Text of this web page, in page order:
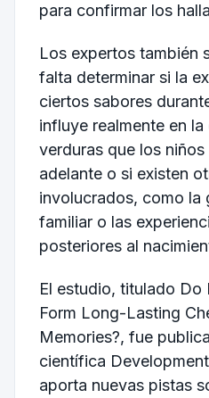
para confirmar los
Los expertos también
falta determinar si la
ciertos sabores
influye realmente en
verduras que los
adelante o si existen
involucrados, como la
familiar o las
posteriores al
El estudio, titulado Do
Form Long-Lasting
Memories?, fue
científica
aporta nuevas pistas